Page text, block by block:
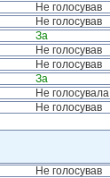
Не голосував
Не голосував
За
Не голосував
Не голосував
За
Не голосувала
Не голосував
Не голосував